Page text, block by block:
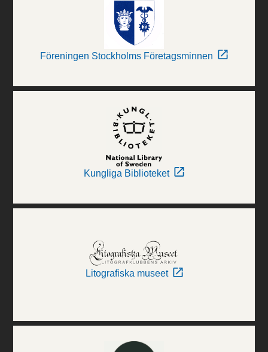
Föreningen Stockholms Företagsminnen
Kungliga Biblioteket
Litografiska museet